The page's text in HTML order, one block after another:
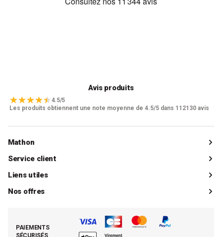
Avis produits
4.5/5
Les produits obtiennent une note moyenne de 4.5/5 dans 112130 avis
Mathon
Qui sommes-nous ?
Catalogue
La boutique de Saint-Marcellin
La presse parle de Mathon
Service client
Livraisons
Paiements
Demande de rétractation
Liens utiles
Mon compte client
Retrouver (ou activer) mon compte client
Nos offres
Nos best-sellers pâtisserie
Moins cher par lot
PAIEMENTS
SÉCURISÉS